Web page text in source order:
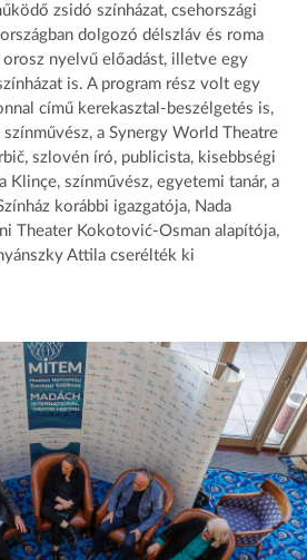
zsidó színházat, csehországi
dolgozó délszláv és roma
nyelvű előadást, illetve egy
is. A program rész volt egy
című kerekasztal-beszélgetés is,
a Synergy World Theatre
szlovén író, publicista, kisebbségi
Klinçe, színművész, egyetemi tanár, a
korábbi igazgatója, Nada
Theater Kokotović-Osman alapítója,
Attila cserélték ki